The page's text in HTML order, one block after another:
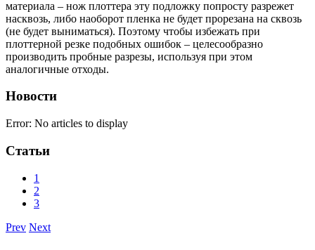
материала – нож плоттера эту подложку попросту разрежет
насквозь, либо наоборот пленка не будет прорезана на сквозь
(не будет выниматься). Поэтому чтобы избежать при
плоттерной резке подобных ошибок – целесообразно
производить пробные разрезы, используя при этом
аналогичные отходы.
Новости
Error: No articles to display
Статьи
1
2
3
Prev Next